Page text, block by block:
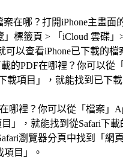
案在哪？打開iPhone主畫面
」標籤頁 > 「iCloud 雲碟」
可以查看iPhone已下載的檔
載的PDF在哪裡？你可以從
載項目」，就能找到已下
哪裡？你可以從「檔案」
」，就能找到從Safari下載
瀏覽器分頁中找到「網
項目」。